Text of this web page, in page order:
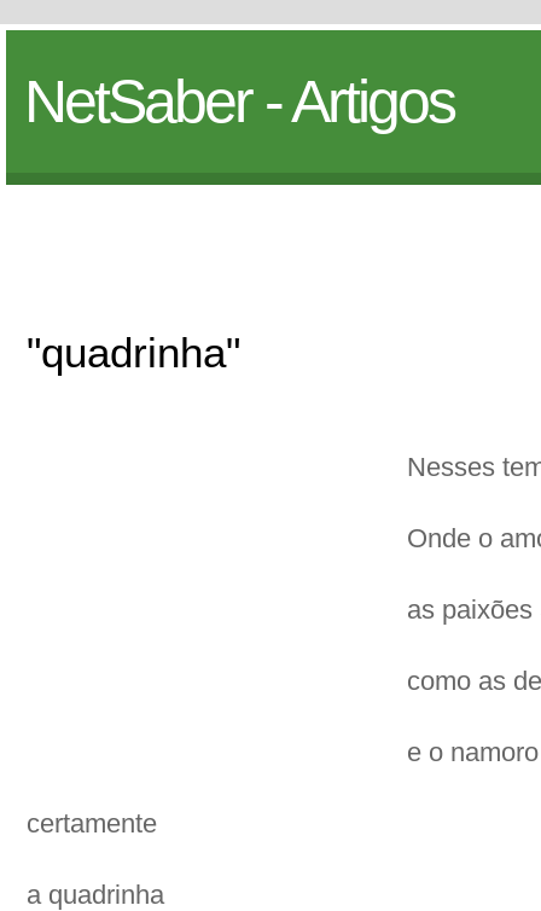
NetSaber - Artigos
"quadrinha"
Nesses
Onde o
as paixões
como as
e o
certamente
a quadrinha